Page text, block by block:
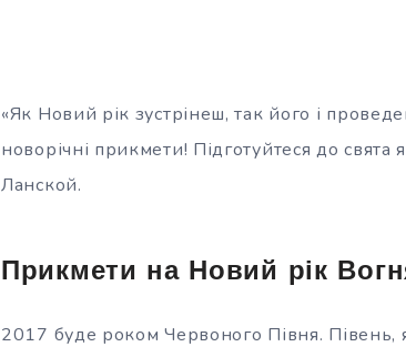
«Як Новий рік зустрінеш, так його і
новорічні прикмети! Підготуйтеся до
Ланской.
Прикмети на Новий рік
2017 буде роком Червоного Півня. Півень,